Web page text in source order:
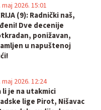
(9): Radnički naš,
Dve decenije
ponižavan,
u napuštenoj
maj 2026. 15:01
li je na utakmici
lige Pirot, Nišavac
maj 2026. 12:24